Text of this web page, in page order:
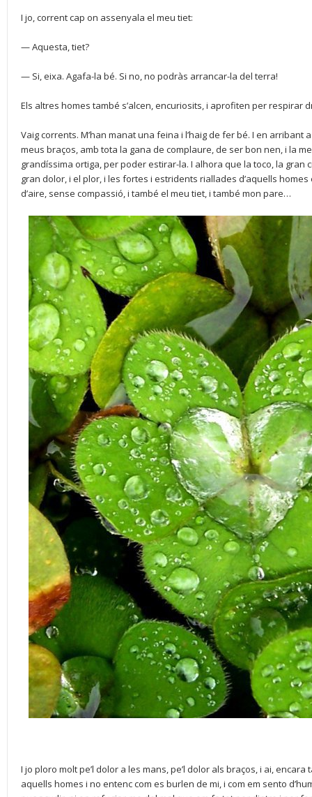
I jo, corrent cap on assenyala el meu tiet:
— Aquesta, tiet?
— Si, eixa. Agafa-la bé. Si no, no podràs arrancar-la del terra!
Els altres homes també s’alcen, encuriosits, i aprofiten per respirar
Vaig corrents. M’han manat una feina i l’haig de fer bé. I en arribant
meus braços, amb tota la gana de complaure, de ser bon nen, i la
grandíssima ortiga, per poder estirar-la. I alhora que la toco, la gran
gran dolor, i el plor, i les fortes i estridents riallades d’aquells
d’aire, sense compassió, i també el meu tiet, i també mon pare…
I jo ploro molt pe’l dolor a les mans, pe’l dolor als braços, i ai, encara
aquells homes i no entenc com es burlen de mi, i com em sento